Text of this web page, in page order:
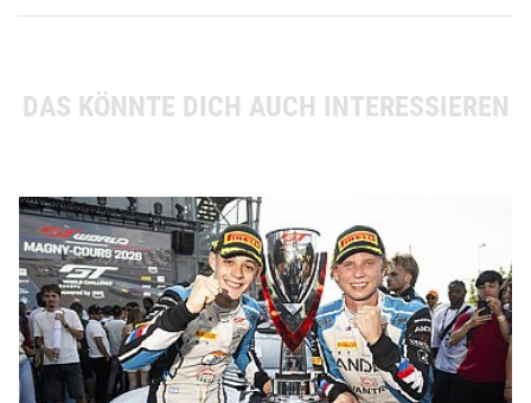
DAS KÖNNTE DICH AUCH INTERESSIEREN